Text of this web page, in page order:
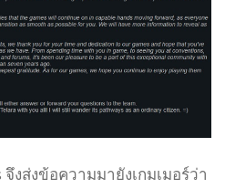
ส่งข้อความมายังเกมเมอร์ว่า